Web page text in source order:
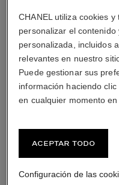
CHANEL utiliza cookies
personalizar el
personalizada, incluidos
relevantes en nuestro
Puede gestionar sus
información haciendo
en cualquier momento en
Aceptar todo
Configuración de las